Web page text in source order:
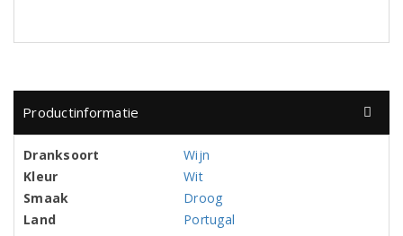
Productinformatie
Dranksoort
Wijn
Kleur
Wit
Smaak
Droog
Land
Portugal